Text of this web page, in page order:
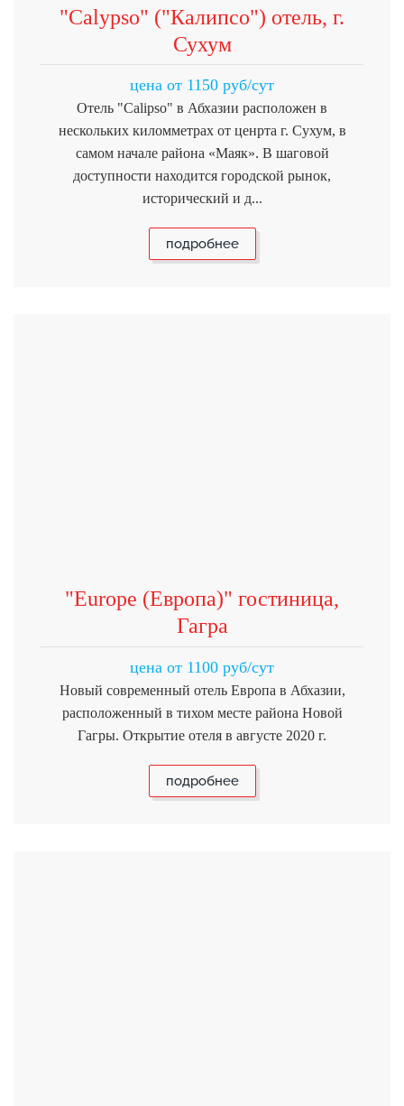
"Calypso" ("Калипсо") отель, г.
Сухум
цена от 1150 руб/сут
Отель "Calipso" в Абхазии расположен в
нескольких киломметрах от ценрта г. Сухум, в
самом начале района «Маяк». В шаговой
доступности находится городской рынок,
исторический и д...
подробнее
"Europe (Европа)" гостиница,
Гагра
цена от 1100 руб/сут
Новый современный отель Европа в Абхазии,
расположенный в тихом месте района Новой
Гагры. Открытие отеля в августе 2020 г.
подробнее